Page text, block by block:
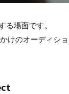
る場面です。
けのオーディシ